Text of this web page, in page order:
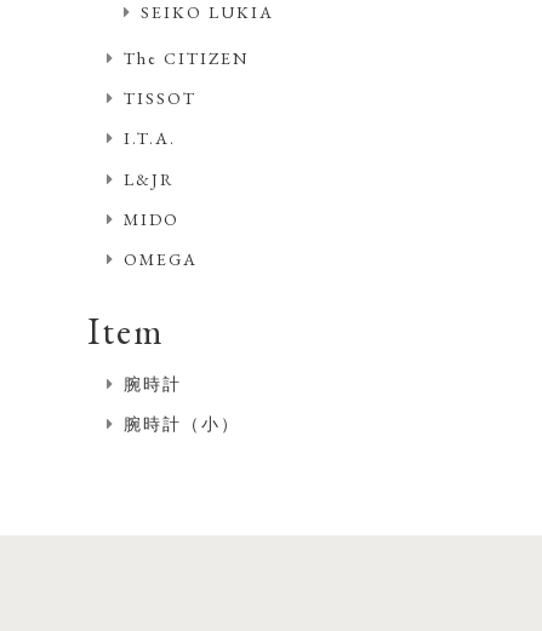
SEIKO LUKIA
The CITIZEN
TISSOT
I.T.A.
L&JR
MIDO
OMEGA
Item
腕時計
腕時計（小）